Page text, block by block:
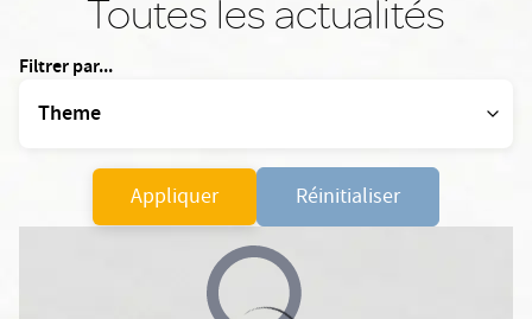
Toutes les actualités
Filtrer par...
Appliquer Réinitialiser